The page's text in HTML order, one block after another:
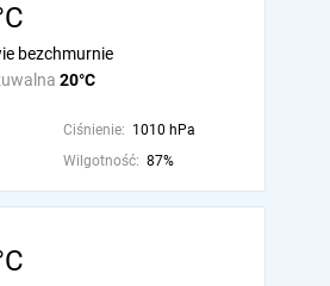
20°C
bezchmurnie
Ciśnienie: 1010 hPa
Wilgotność: 87%